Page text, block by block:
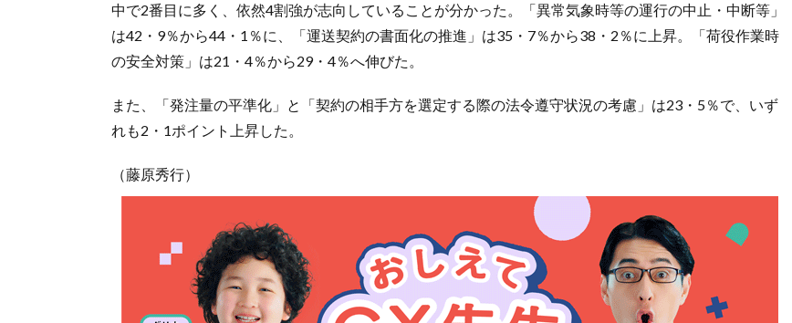
中で2番目に多く、依然4割強が志向していることが分かった。「異常気象時等の運行の中止・中断等」
は42・9％から44・1％に、「運送契約の書面化の推進」は35・7％から38・2％に上昇。「荷役作業時
の安全対策」は21・4％から29・4％へ伸びた。
また、「発注量の平準化」と「契約の相手方を選定する際の法令遵守状況の考慮」は23・5％で、いず
れも2・1ポイント上昇した。
（藤原秀行）